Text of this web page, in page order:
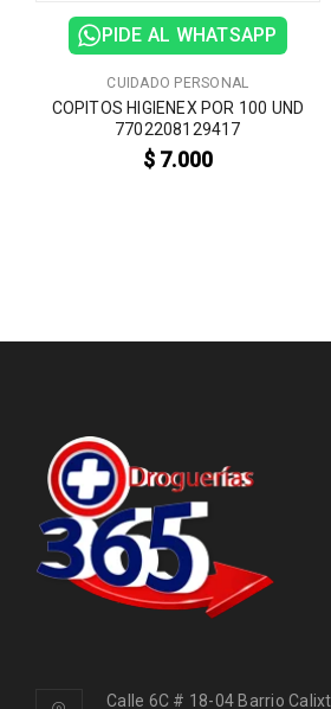
PIDE AL WHATSAPP
CUIDADO PERSONAL
COPITOS HIGIENEX POR 100 UND
7702208129417
$7.000
Calle 6C # 18-04 Barrio